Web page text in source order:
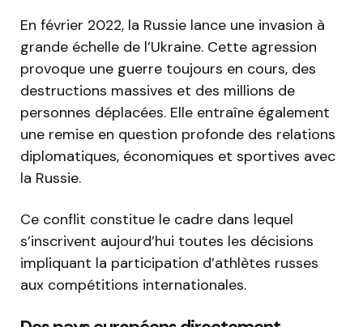
En février 2022, la Russie lance une invasion à
grande échelle de l’Ukraine. Cette agression
provoque une guerre toujours en cours, des
destructions massives et des millions de
personnes déplacées. Elle entraîne également
une remise en question profonde des relations
diplomatiques, économiques et sportives avec
la Russie.
Ce conflit constitue le cadre dans lequel
s’inscrivent aujourd’hui toutes les décisions
impliquant la participation d’athlètes russes
aux compétitions internationales.